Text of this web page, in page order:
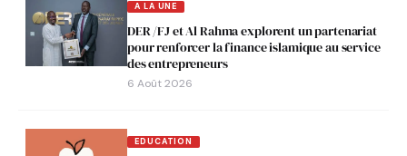
A LA UNE
DER /FJ et Al Rahma explorent un partenariat
pour renforcer la finance islamique au service
des entrepreneurs
6 Août 2026
EDUCATION